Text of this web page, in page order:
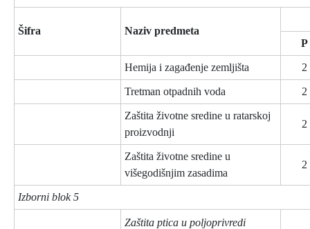
Šifra
Naziv predmeta
P
Hemija i zagađenje zemljišta 2
Tretman otpadnih voda 2
Zaštita životne sredine u ratarskoj
proizvodnji
2
Zaštita životne sredine u
višegodišnjim zasadima
2
Izborni blok 5
Zaštita ptica u poljoprivredi